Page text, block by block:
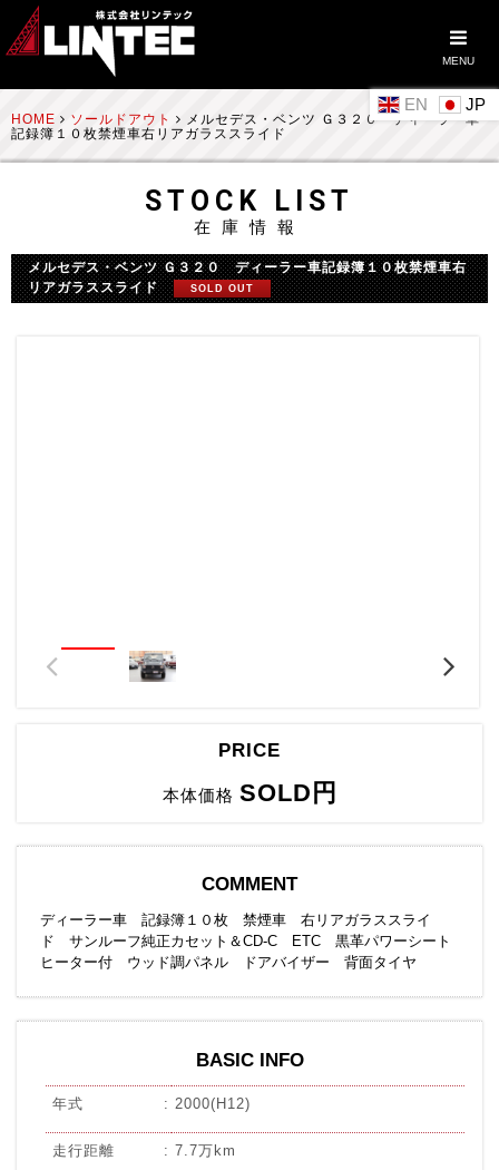
MENU
EN
HOME ソールドアウト
メルセデス・ベンツ Ｇ３２０ ディーラー車
記録簿１０枚禁煙車右リアガラススライド
STOCK LIST
在庫情報
メルセデス・ベンツ Ｇ３２０ ディーラー車記録簿１０枚禁煙車右
リアガラススライド
SOLD OUT
PRICE
本体価格 SOLD円
COMMENT
ディーラー車 記録簿１０枚 禁煙車 右リアガラススライ
ド サンルーフ純正カセット＆CD-C ETC 黒革パワーシート
ヒーター付 ウッド調パネル ドアバイザー 背面タイヤ
BASIC INFO
年式 2000(H12)
走行距離 7.7万km